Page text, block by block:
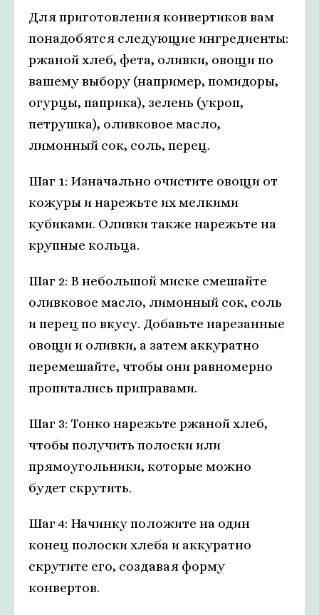
Для приготовления конвертиков вам
понадобятся следующие ингредиенты:
ржаной хлеб, фета, оливки, овощи по
вашему выбору (например, помидоры,
огурцы, паприка), зелень (укроп,
петрушка), оливковое масло,
лимонный сок, соль, перец.
Шаг 1: Изначально очистите овощи от
кожуры и нарежьте их мелкими
кубиками. Оливки также нарежьте на
крупные кольца.
Шаг 2: В небольшой миске смешайте
оливковое масло, лимонный сок, соль
и перец по вкусу. Добавьте нарезанные
овощи и оливки, а затем аккуратно
перемешайте, чтобы они равномерно
пропитались приправами.
Шаг 3: Тонко нарежьте ржаной хлеб,
чтобы получить полоски или
прямоугольники, которые можно
будет скрутить.
Шаг 4: Начинку положите на один
конец полоски хлеба и аккуратно
скрутите его, создавая форму
конвертов.